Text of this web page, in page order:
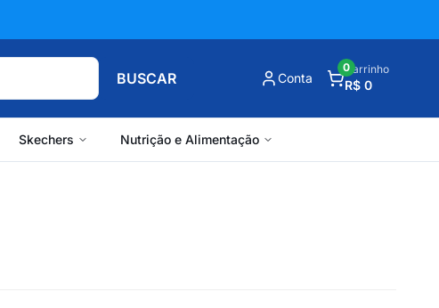
BUSCAR Conta
Carrinho
R$ 0
0
Skechers Nutrição e Alimentação